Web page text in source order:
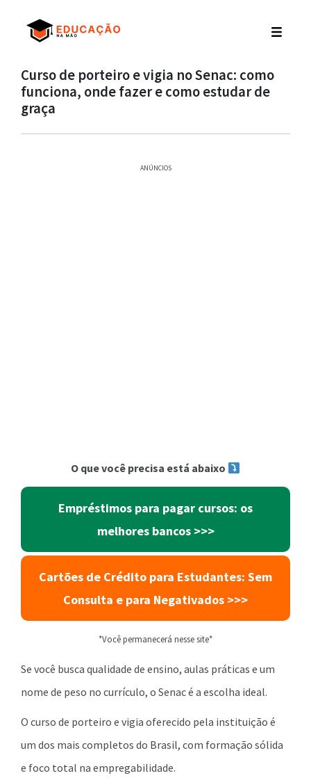
Curso de porteiro e vigia no Senac: como
funciona, onde fazer e como estudar de
graça
ANÚNCIOS
O que você precisa está abaixo
Empréstimos para pagar cursos: os
melhores bancos >>>
Cartões de Crédito para Estudantes: Sem
Consulta e para Negativados >>>
*Você permanecerá nesse site*
Se você busca qualidade de ensino, aulas práticas e um
nome de peso no currículo, o Senac é a escolha ideal.
O curso de porteiro e vigia oferecido pela instituição é
um dos mais completos do Brasil, com formação sólida
e foco total na empregabilidade.